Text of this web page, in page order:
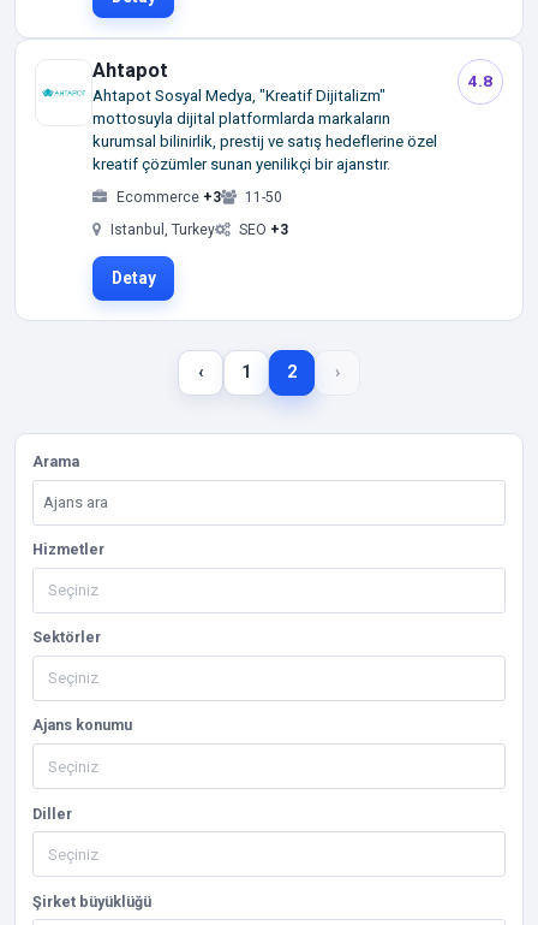
Ahtapot
Ahtapot Sosyal Medya, "Kreatif Dijitalizm"
mottosuyla dijital platformlarda markaların
kurumsal bilinirlik, prestij ve satış hedeflerine özel
kreatif çözümler sunan yenilikçi bir ajanstır.
Ecommerce +3
11-50
Istanbul, Turkey
SEO +3
Detay
4.8
‹ 1 2 ›
Arama
Hizmetler
Sektörler
Ajans konumu
Diller
Şirket büyüklüğü